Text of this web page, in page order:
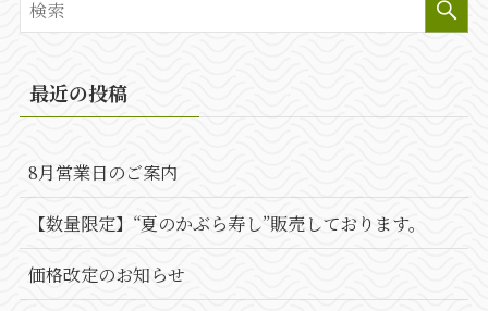
最近の投稿
8月営業日のご案内
【数量限定】“夏のかぶら寿し”販売しております。
価格改定のお知らせ